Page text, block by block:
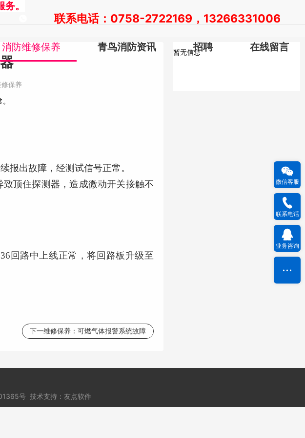
消防维修保养 青鸟消防资讯 招聘 在线留言
。
联系电话：0758-2722169，13266331006
暂无信息
保养
报出故障，经测试信号正常。
顶住探测器，造成微动开关接触不
回路中上线正常，将回路板升级至
下一维修保养： 可燃气体报警系统故障
号 技术支持： 友点软件
微信客服
联系电话
业务咨询